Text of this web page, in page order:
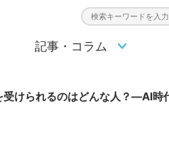
検索キーワード
記事・コラム
受けられるのはどんな人？―AI時